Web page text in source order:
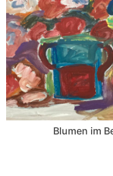
Blumen im